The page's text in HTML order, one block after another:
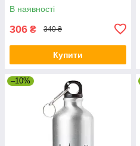
В наявності
306 ₴ 340 ₴
Купити
–10%